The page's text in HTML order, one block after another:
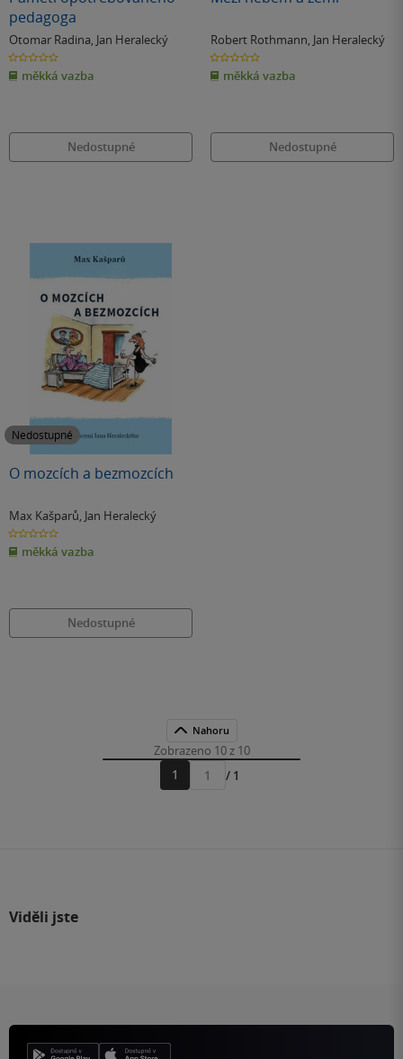
pedagoga
Otomar Radina, Jan Heralecký
0.0
z
5
hvězdiček
měkká vazba
Nedostupné
Robert Rothmann, Jan Heralecký
0.0
z
5
hvězdiček
měkká vazba
Nedostupné
Nedostupné
O mozcích a bezmozcích
Max Kašparů, Jan Heralecký
0.0
z
5
hvězdiček
měkká vazba
Nedostupné
Nahoru
Zobrazeno 10 z 10
1
Přejít
/ 1
Viděli jste